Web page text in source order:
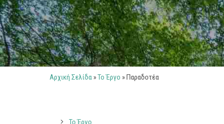
Αρχική Σελίδα »Το Έργο »Παραδοτέα
Το Έργο